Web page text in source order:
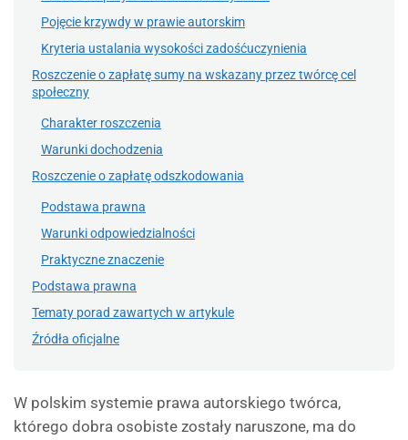
Pojęcie krzywdy w prawie autorskim
Kryteria ustalania wysokości zadośćuczynienia
Roszczenie o zapłatę sumy na wskazany przez twórcę cel
społeczny
Charakter roszczenia
Warunki dochodzenia
Roszczenie o zapłatę odszkodowania
Podstawa prawna
Warunki odpowiedzialności
Praktyczne znaczenie
Podstawa prawna
Tematy porad zawartych w artykule
Źródła oficjalne
W polskim systemie prawa autorskiego twórca,
którego dobra osobiste zostały naruszone, ma do